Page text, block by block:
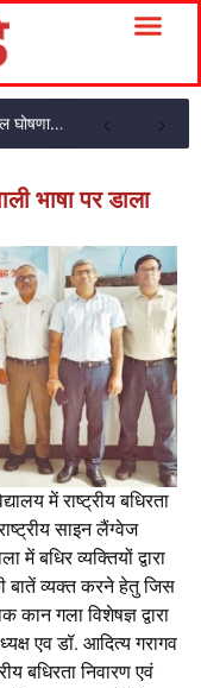
14 देशों की मौजूदगी में ब्रिक्स बैठक का समापन: भोपाल घोषणा पत्र अपनाया
भाषा पर डाला
में राष्ट्रीय बधिरता
साइन लैंग्वेज
में बधिर व्यक्तियों द्वारा
बातें व्यक्त करने हेतु जिस
गला विशेषज्ञ द्वारा
एव डॉ. आदित्य गरागव
बधिरता निवारण एवं